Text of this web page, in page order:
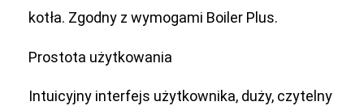
kotła. Zgodny z wymogami Boiler Plus.
Prostota użytkowania
Intuicyjny interfejs użytkownika, duży, czytelny